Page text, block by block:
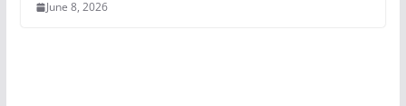
June 8, 2026